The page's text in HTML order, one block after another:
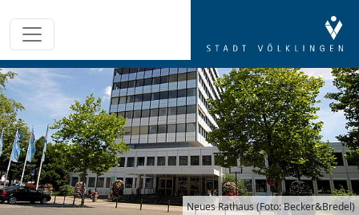
Neues Rathaus (Foto: Becker&Bredel)